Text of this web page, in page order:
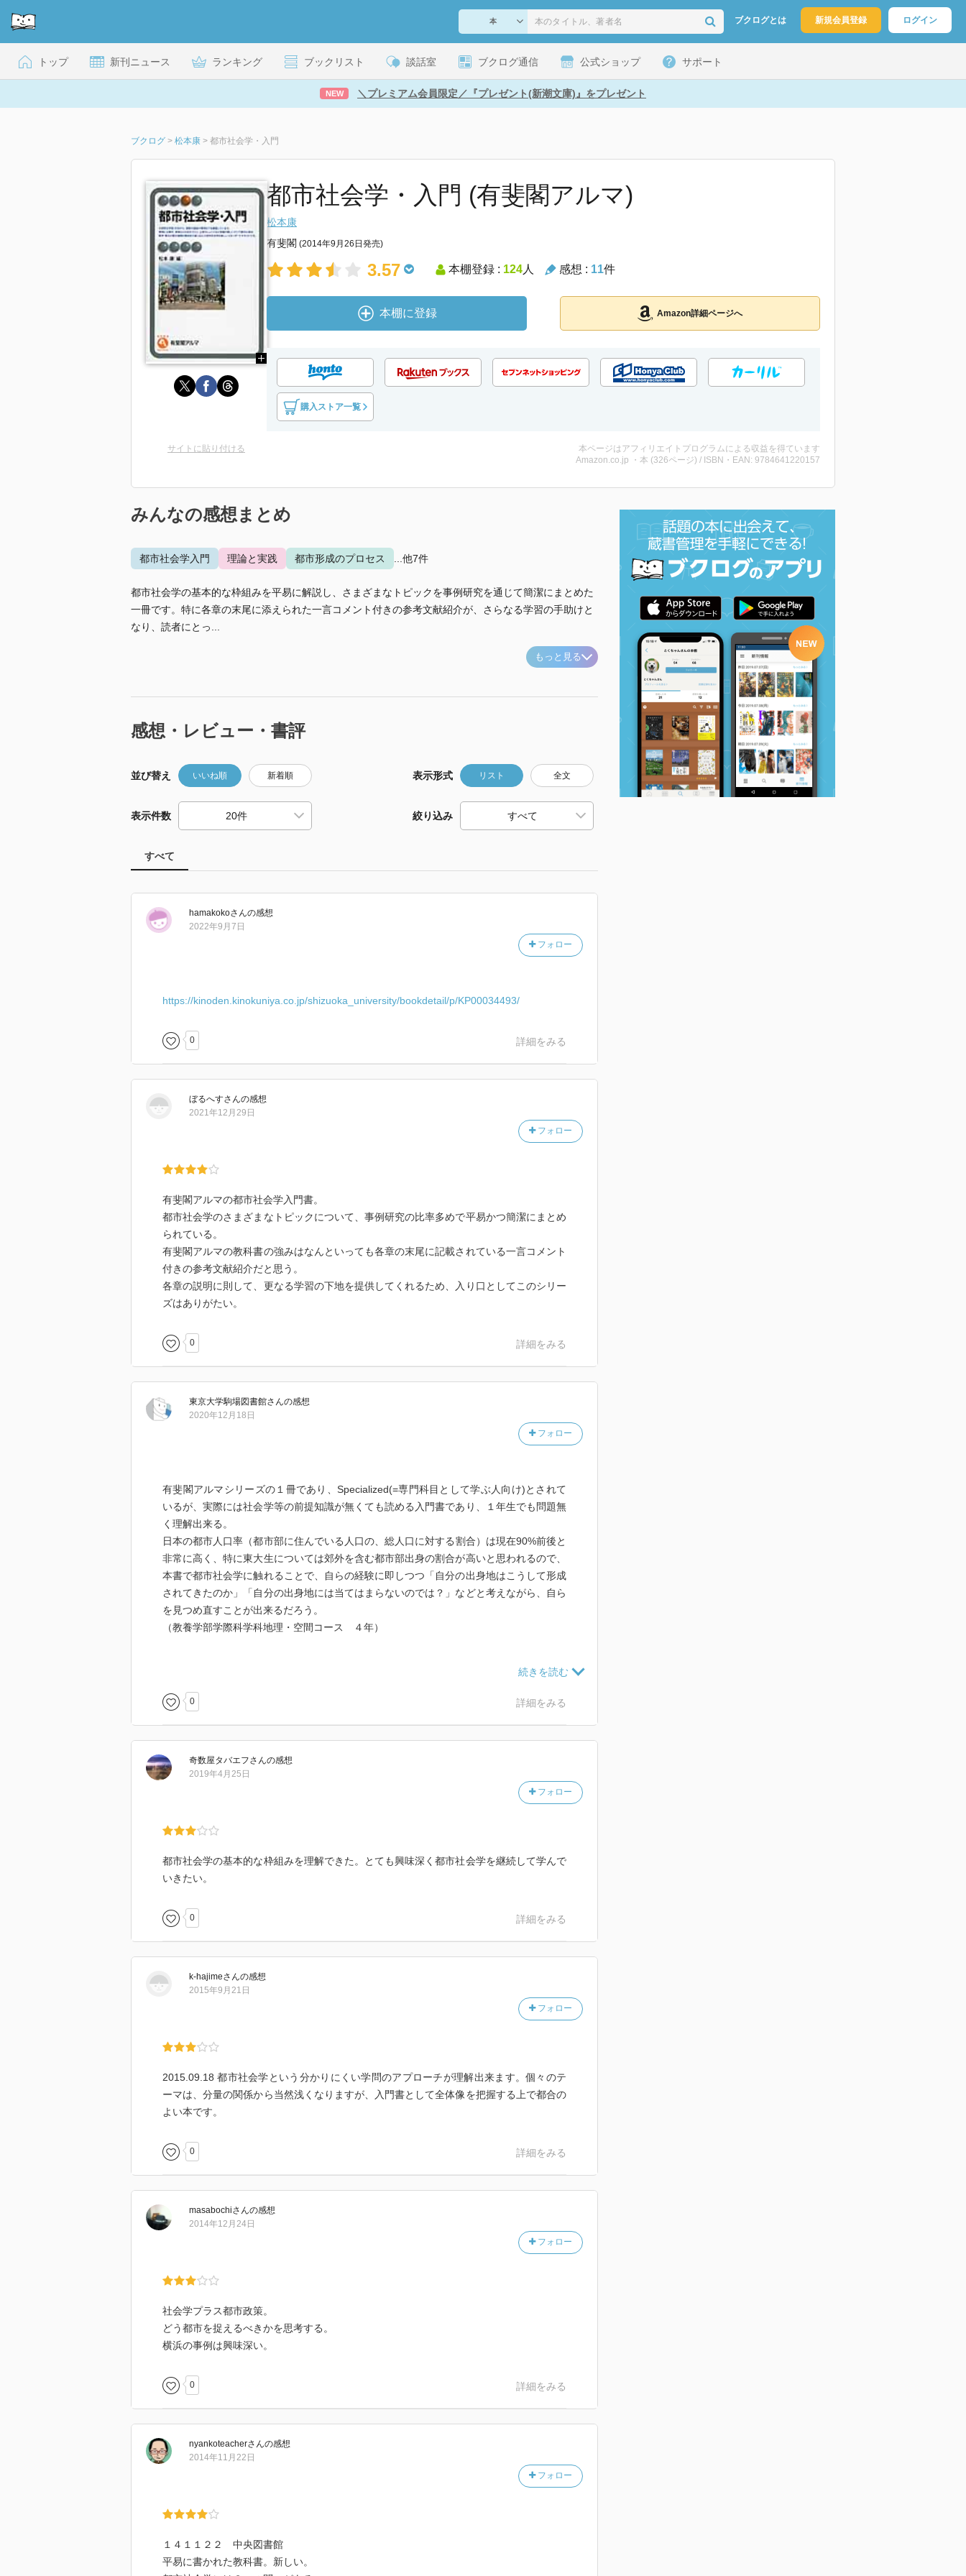
ブクログとは 新規会員登録 ログイン
トップ 新刊ニュース ランキング ブックリスト 談話室 ブクログ通信 公式ショップ サポート
NEW ＼プレミアム会員限定／『プレゼント(新潮文庫)』をプレゼント
ブクログ > 松本康 > 都市社会学・入門
都市社会学・入門 (有斐閣アルマ)
松本康
有斐閣 (2014年9月26日発売)
3.57 本棚登録 : 124人 感想 : 11件
本棚に登録 Amazon詳細ページへ
購入ストア一覧
サイトに貼り付ける
本ページはアフィリエイトプログラムによる収益を得ています
Amazon.co.jp ・本 (326ページ) / ISBN・EAN: 9784641220157
みんなの感想まとめ
都市社会学入門 理論と実践 都市形成のプロセス ...他7件
都市社会学の基本的な枠組みを平易に解説し、さまざまなトピックを事例研究を通じて簡潔にまとめた
一冊です。特に各章の末尾に添えられた一言コメント付きの参考文献紹介が、さらなる学習の手助けと
なり、読者にとっ...
もっと見る
感想・レビュー・書評
並び替え いいね順 新着順 表示形式 リスト 全文
表示件数 絞り込み
すべて
hamakokoさんの感想
フォロー
2022年9月7日
https://kinoden.kinokuniya.co.jp/shizuoka_university/bookdetail/p/KP00034493/
0 詳細をみる
ぼるへすさんの感想
フォロー
2021年12月29日
有斐閣アルマの都市社会学入門書。
都市社会学のさまざまなトピックについて、事例研究の比率多めで平易かつ簡潔にまとめ
られている。
有斐閣アルマの教科書の強みはなんといっても各章の末尾に記載されている一言コメント
付きの参考文献紹介だと思う。
各章の説明に則して、更なる学習の下地を提供してくれるため、入り口としてこのシリー
ズはありがたい。
0 詳細をみる
東京大学駒場図書館さんの感想
フォロー
2020年12月18日
有斐閣アルマシリーズの１冊であり、Specialized(=専門科目として学ぶ人向け)とされて
いるが、実際には社会学等の前提知識が無くても読める入門書であり、１年生でも問題無
く理解出来る。
日本の都市人口率（都市部に住んでいる人口の、総人口に対する割合）は現在90%前後と
非常に高く、特に東大生については郊外を含む都市部出身の割合が高いと思われるので、
本書で都市社会学に触れることで、自らの経験に即しつつ「自分の出身地はこうして形成
されてきたのか」「自分の出身地には当てはまらないのでは？」などと考えながら、自ら
を見つめ直すことが出来るだろう。
（教養学部学際科学科地理・空間コース ４年）
【学外からの利用方法】
0 詳細をみる
奇数屋タバエフさんの感想
フォロー
2019年4月25日
都市社会学の基本的な枠組みを理解できた。とても興味深く都市社会学を継続して学んで
いきたい。
0 詳細をみる
k-hajimeさんの感想
フォロー
2015年9月21日
2015.09.18 都市社会学という分かりにくい学問のアプローチが理解出来ます。個々のテ
ーマは、分量の関係から当然浅くなりますが、入門書として全体像を把握する上で都合の
よい本です。
0 詳細をみる
masabochiさんの感想
フォロー
2014年12月24日
社会学プラス都市政策。
どう都市を捉えるべきかを思考する。
横浜の事例は興味深い。
0 詳細をみる
nyankoteacherさんの感想
フォロー
2014年11月22日
１４１１２２ 中央図書館
平易に書かれた教科書。新しい。